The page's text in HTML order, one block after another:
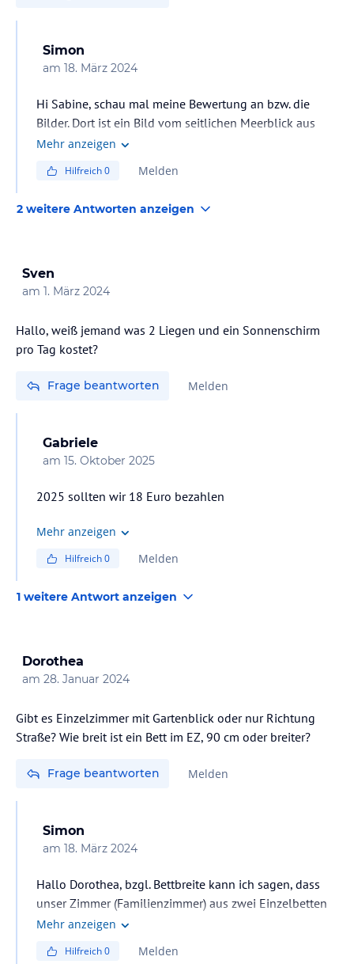
Simon
am 18. März 2024
Hi Sabine, schau mal meine Bewertung an bzw. die
Bilder. Dort ist ein Bild vom seitlichen Meerblick aus
einer der oberen Etagen.
platja-daurada-hotel-spa/a0c6293f-34c9-384c-96ee-
Es gab in diesem Flügel an der Stirnseite ein paar
davon eine Strasse, die als Parkplatz dient ... Wie Günter
schreibt, ist das Haupthaus weiter oben eher geeignet,
sind, keine Ahnung.
Mehr anzeigen
Hilfreich0 Melden
2 weitere Antworten anzeigen
Sven
am 1. März 2024
Hallo, weiß jemand was 2 Liegen und ein Sonnenschirm
pro Tag kostet?
Frage beantworten Melden
Gabriele
am 15. Oktober 2025
2025 sollten wir 18 Euro bezahlen
Mehr anzeigen
Hilfreich0 Melden
1 weitere Antwort anzeigen
Dorothea
am 28. Januar 2024
Gibt es Einzelzimmer mit Gartenblick oder nur Richtung
Frage beantworten Melden
Simon
am 18. März 2024
Hallo Dorothea, bzgl. Bettbreite kann ich sagen, dass
unser Zimmer (Familienzimmer) aus zwei Einzelbetten
mit 100 cm bestand. Ich gehe daher davon aus, dass die
Mehr anzeigen
Hilfreich0 Melden